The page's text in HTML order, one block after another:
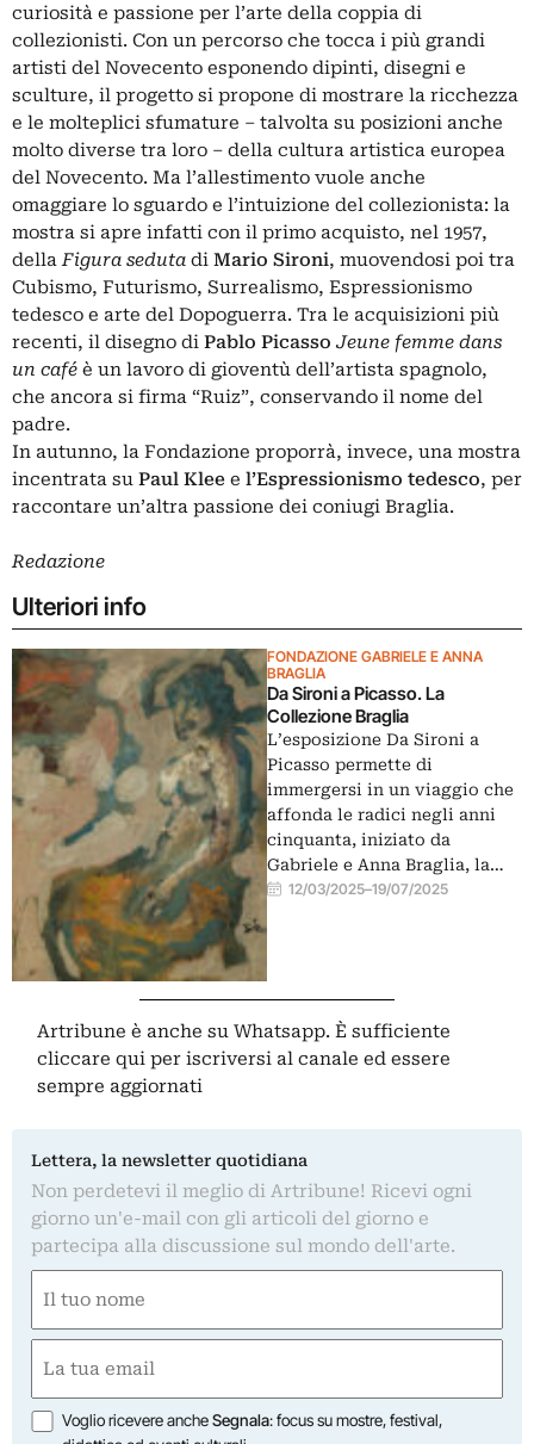
curiosità e passione per l’arte della coppia di
collezionisti. Con un percorso che tocca i più grandi
artisti del Novecento esponendo dipinti, disegni e
sculture, il progetto si propone di mostrare la ricchezza
e le molteplici sfumature – talvolta su posizioni anche
molto diverse tra loro – della cultura artistica europea
del Novecento. Ma l’allestimento vuole anche
omaggiare lo sguardo e l’intuizione del collezionista: la
mostra si apre infatti con il primo acquisto, nel 1957,
della Figura seduta di Mario Sironi, muovendosi poi tra
Cubismo, Futurismo, Surrealismo, Espressionismo
tedesco e arte del Dopoguerra. Tra le acquisizioni più
recenti, il disegno di Pablo Picasso Jeune femme dans
un café è un lavoro di gioventù dell’artista spagnolo,
che ancora si firma “Ruiz”, conservando il nome del
padre.
In autunno, la Fondazione proporrà, invece, una mostra
incentrata su Paul Klee e l’Espressionismo tedesco, per
raccontare un’altra passione dei coniugi Braglia.
Redazione
Ulteriori info
FONDAZIONE GABRIELE E ANNA
BRAGLIA
Da Sironi a Picasso. La
Collezione Braglia
L’esposizione Da Sironi a
Picasso permette di
immergersi in un viaggio che
affonda le radici negli anni
cinquanta, iniziato da
Gabriele e Anna Braglia, la…
12/03/2025–19/07/2025
Artribune è anche su Whatsapp. È sufficiente
cliccare qui per iscriversi al canale ed essere
sempre aggiornati
Lettera, la newsletter quotidiana
Non perdetevi il meglio di Artribune! Ricevi ogni
giorno un'e-mail con gli articoli del giorno e
partecipa alla discussione sul mondo dell'arte.
(Required)
First
(Required)
Opzioni
Voglio ricevere ancheSegnala: focus su mostre, festival,